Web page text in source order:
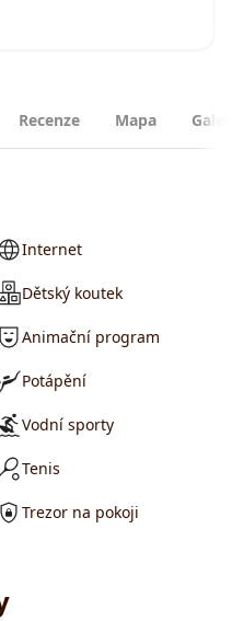
Recenze Mapa
Internet
Dětský koutek
Animační program
Potápění
Vodní sporty
Tenis
Trezor na pokoji